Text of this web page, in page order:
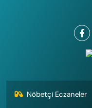
Nöbetçi Eczaneler